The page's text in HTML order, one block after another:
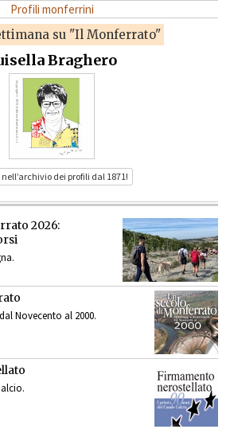
Profili monferrini
su "Il Monferrato"
Braghero
nell’archivio dei profili dal 1871!
2026:
Novecento al 2000.